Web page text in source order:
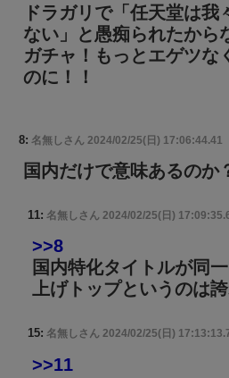
ドラガリで「任天堂は
ない」と愚痴られたから
ガチャ！もっとエゲツな
のに！！
8: 名無しさん 2024/02/25(日) 17:06:44.41
国内だけで意味あるのか
11: 名無しさん 2024/02/25(日)
>>8
国内特化タイトルが同
上げトップというのは
15: 名無しさん 2024/02/25(日)
>>11